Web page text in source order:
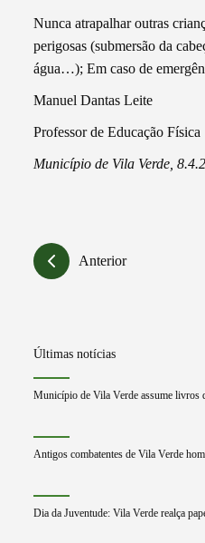
Nunca atrapalhar outras
perigosas (submersão da
água…); Em caso de
Manuel Dantas Leite
Professor de Educação Física
Município de Vila Verde,
Anterior
Últimas notícias
Município de Vila Verde assume livros
Antigos combatentes de Vila Verde
Dia da Juventude: Vila Verde realça